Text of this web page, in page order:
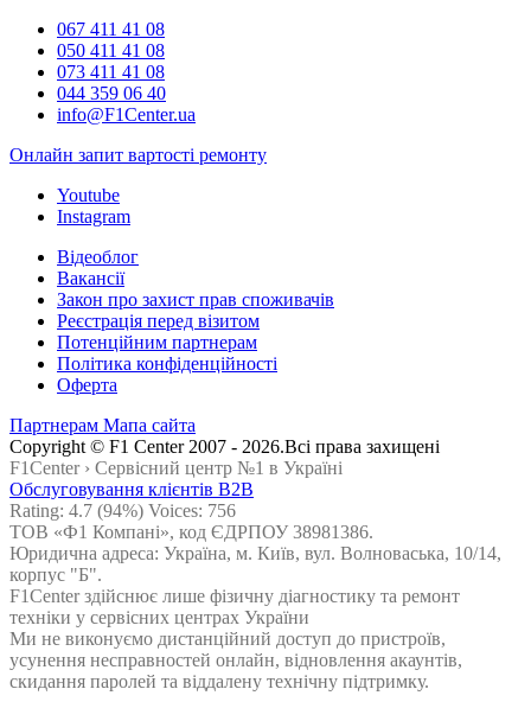
067 411 41 08
050 411 41 08
073 411 41 08
044 359 06 40
info@F1Center.ua
Онлайн запит вартостi ремонту
Youtube
Instagram
Відеоблог
Вакансії
Закон про захист прав споживачів
Реєстрація перед візитом
Потенційним партнерам
Політика конфіденційності
Оферта
Партнерам Мапа сайта
Сopyright © F1 Center 2007 - 2026.Всі права захищені
F1Center › Cервісний центр №1 в Україні
Обслуговування клієнтів B2B
Rating: 4.7 (94%) Voices: 756
ТОВ «Ф1 Компані», код ЄДРПОУ 38981386.
Юридична адреса: Україна, м. Київ, вул. Волноваська, 10/14,
корпус "Б".
F1Center здійснює лише фізичну діагностику та ремонт
техніки у сервісних центрах України
Ми не виконуємо дистанційний доступ до пристроїв,
усунення несправностей онлайн, відновлення акаунтів,
скидання паролей та віддалену технічну підтримку.